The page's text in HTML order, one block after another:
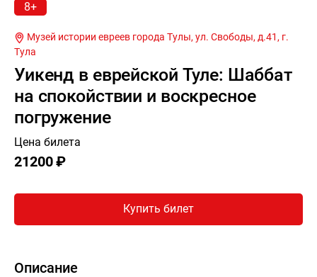
8+
Музей истории евреев города Тулы, ул. Свободы, д.41, г.
Тула
Уикенд в еврейской Туле: Шаббат
на спокойствии и воскресное
погружение
Цена билета
21200 ₽
Купить билет
Описание